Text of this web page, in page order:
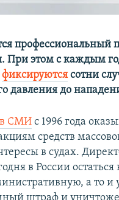
При этом с каждым
фиксируются сотни
давления до
СМИ с 1996 года
средств
в судах.
в России
а то и